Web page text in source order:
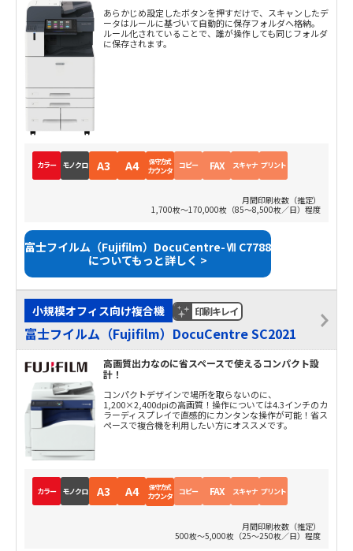
あらかじめ設定したボタンを押すだけで、スキャンしたデ
ータはルールに基づいて自動的に保存フォルダへ格納。
ルール化されていることで、誰が操作しても同じフォルダ
に保存されます。
カラー モノクロ A3 A4 保守方式
カウンタ コピー FAX スキャナ プリント
月間印刷枚数（推定）
1,700枚～170,000枚（85～8,500枚／日）程度
富士フイルム（Fujifilm）DocuCentre-Ⅶ C7788
についてもっと詳しく >
小規模オフィス向け複合機 印刷キレイ
富士フイルム（Fujifilm）DocuCentre SC2021
高画質出力なのに省スペースで使えるコンパクト設
計！
コンパクトデザインで場所を取らないのに、
1,200×2,400dpiの高画質！操作については4.3インチのカ
ラーディスプレイで直感的にカンタンな操作が可能！省ス
ペースで複合機を利用したい方にオススメです。
カラー モノクロ A3 A4 保守方式
カウンタ コピー FAX スキャナ プリント
月間印刷枚数（推定）
500枚～5,000枚（25～250枚／日）程度